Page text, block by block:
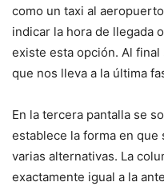
como un taxi al
indicar la hora de llegada
existe esta opción. Al
que nos lleva a la última
En la tercera pantalla se
establece la forma en que
varias alternativas. La
exactamente igual a la